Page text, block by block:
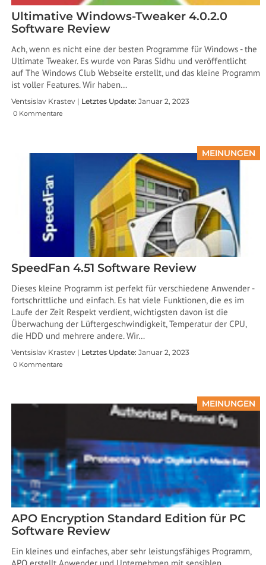
Ultimative Windows-Tweaker 4.0.2.0
Software Review
Ach, wenn es nicht eine der besten Programme für Windows - the
Ultimate Tweaker. Es wurde von Paras Sidhu und veröffentlicht
auf The Windows Club Webseite erstellt, und das kleine Programm
ist voller Features. Wir haben…
Ventsislav Krastev | Letztes Update: Januar 2, 2023
0 Kommentare
MEINUNGEN
SpeedFan 4.51 Software Review
Dieses kleine Programm ist perfekt für verschiedene Anwender -
fortschrittliche und einfach. Es hat viele Funktionen, die es im
Laufe der Zeit Respekt verdient, wichtigsten davon ist die
Überwachung der Lüftergeschwindigkeit, Temperatur der CPU,
die HDD und mehrere andere. Wir…
Ventsislav Krastev | Letztes Update: Januar 2, 2023
0 Kommentare
MEINUNGEN
APO Encryption Standard Edition für PC
Software Review
Ein kleines und einfaches, aber sehr leistungsfähiges Programm,